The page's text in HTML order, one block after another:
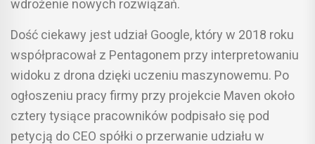
wdrożenie nowych rozwiązań.
Dość ciekawy jest udział Google, który w 2018 roku
współpracował z Pentagonem przy interpretowaniu
widoku z drona dzięki uczeniu maszynowemu. Po
ogłoszeniu pracy firmy przy projekcie Maven około
cztery tysiące pracowników podpisało się pod
petycją do CEO spółki o przerwanie udziału w